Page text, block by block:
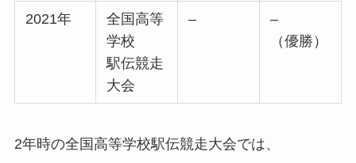
2021年
全国高等
学校
駅伝競走
大会
–
–
（優勝）
2年時の全国高等学校駅伝競走大会では、